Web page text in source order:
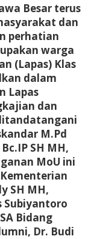
Besar terus
dan
perhatian
warga
(Lapas) Klas
dalam
Lapas
dan
M.Pd
SH MH,
MoU ini
SH MH,
Subiyantoro
Bidang
Dr. Budi